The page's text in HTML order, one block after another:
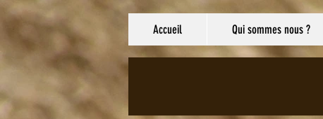
Accueil Qui sommes nous ?